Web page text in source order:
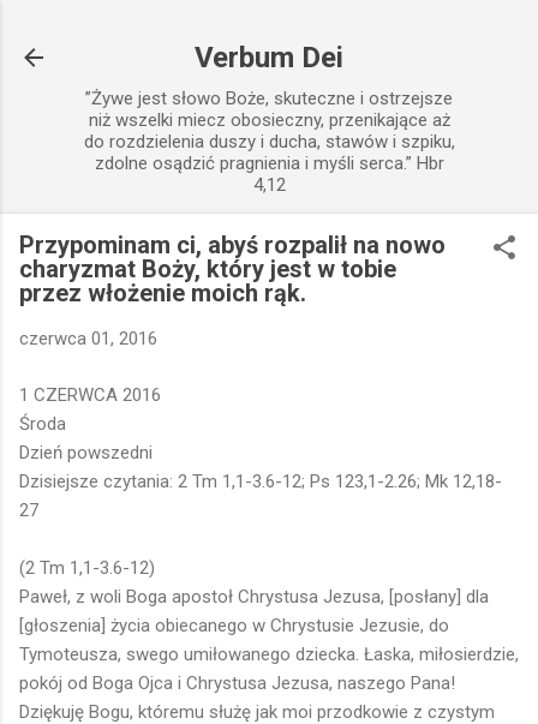
Verbum Dei
”Żywe jest słowo Boże, skuteczne i ostrzejsze
niż wszelki miecz obosieczny, przenikające aż
do rozdzielenia duszy i ducha, stawów i szpiku,
zdolne osądzić pragnienia i myśli serca.” Hbr
4,12
Przypominam ci, abyś rozpalił na nowo
charyzmat Boży, który jest w tobie
przez włożenie moich rąk.
czerwca 01, 2016
1 CZERWCA 2016
Środa
Dzień powszedni
Dzisiejsze czytania: 2 Tm 1,1-3.6-12; Ps 123,1-2.26; Mk 12,18-
27
(2 Tm 1,1-3.6-12)
Paweł, z woli Boga apostoł Chrystusa Jezusa, [posłany] dla
[głoszenia] życia obiecanego w Chrystusie Jezusie, do
Tymoteusza, swego umiłowanego dziecka. Łaska, miłosierdzie,
pokój od Boga Ojca i Chrystusa Jezusa, naszego Pana!
Dziękuję Bogu, któremu służę jak moi przodkowie z czystym